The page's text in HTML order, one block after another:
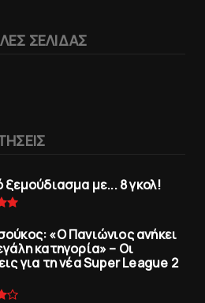
ΣΕΛΙΔΑΣ
ξεμούδιασμα με... 8 γκολ!
«Ο Πανιώνιος ανήκει
κατηγορία» – Οι
για τη νέα Super League 2